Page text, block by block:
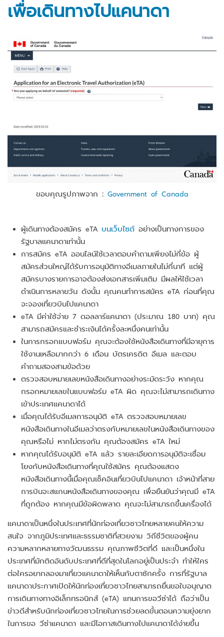
เพื่อเดินทางไปแคนาดา
ขอบคุณรูปภาพจาก : Government of Canada
ผู้เดินทางต้องสมัคร eTA บนเว็บไซต์อย่างเป็นทางการของ
รัฐบาลแคนาดาเท่านั้น
การสมัคร eTA ออนไลน์ใช้เวลาตอบคำถามเพียงไม่กี่ข้อ ผู้
สมัครส่วนใหญ่ได้รับการอนุมัติทางอีเมลภายในไม่กี่นาที แต่ผู้
สมัครบางรายการอาจต้องส่งเอกสารเพิ่มเติม มีผลให้ใช้เวลา
ดำเนินการหลายวัน ดังนั้น คุณคนทำการสมัคร eTA ก่อนที่คุณ
จะจองเที่ยวบินไปแคนาดา
eTA มีค่าใช้จ่าย 7 ดอลลาร์แคนาดา (ประมาณ 180 บาท) คุณ
สามารถสมัครและชำระเงินได้ครั้งละหนึ่งคนเท่านั้น
ในการกรอกแบบฟอร์ม คุณจะต้องใช้หนังสือเดินทางที่มีอายุการ
ใช้งานเหลือมากกว่า 6 เดือน บัตรเครดิต อีเมล และตอบ
คำถามสองสามข้อด้วย
ตรวจสอบหมายเลขหนังสือเดินทางอย่างระมัดระวัง หากคุณ
กรอกหมายเลขในแบบฟอร์ม eTA ผิด คุณจะไม่สามารถเดินทาง
เข้าประเทศแคนาดาได้
เมื่อคุณได้รับอีเมลการอนุมัติ eTA ตรวจสอบหมายเลข
หนังสือเดินทางในอีเมลว่าตรงกับหมายเลขในหนังสือเดินทางของ
คุณหรือไม่ หากไม่ตรงกัน คุณต้องสมัคร eTA ใหม่
หากคุณได้รับอนุมัติ eTA แล้ว รายละเอียดการอนุมัติจะเชื่อม
โยงกับหนังสือเดินทางที่คุณใช้สมัคร คุณต้องแสดง
หนังสือเดินทางนี้เมื่อคุณเช็คอินเที่ยวบินไปแคนาดา เจ้าหน้าที่สาย
การบินจะสแกนหนังสือเดินทางของคุณ เพื่อยืนยันว่าคุณมี eTA
ที่ถูกต้อง หากคุณมีข้อผิดพลาด คุณจะไม่สามารถขึ้นเครื่องได้
แคนาดาเป็นหนึ่งในประเทศที่นักท่องเที่ยวชาวไทยหลายคนให้ความ
สนใจ จากภูมิประเทศและธรรมชาติที่สวยงาม วิถีชีวิตของผู้คน
ความหลากหลายทางวัฒนธรรม คุณภาพชีวิตที่ดี และเป็นหนึ่งใน
ประเทศที่มักติดอันดับประเทศที่ดีที่สุดในโลกอยู่เป็นประจำ ทำให้ใคร
ต่อใครอยากลองมาเที่ยวแคนาดาให้เห็นกับตาซักครั้ง การที่รัฐบาล
แคนาดาประกาศเปิดให้นักท่องเที่ยวชาวไทยสามารถยื่นขอใบอนุญาต
การเดินทางทางอิเล็กทรอนิกส์ (eTA) แทนการขอวีซ่าได้ ถือว่าเป็น
ข่าวดีสำหรับนักท่องเที่ยวชาวไทยในการช่วยลดขั้นตอนความยุ่งยาก
ในการขอ วีซ่าแคนาดา และมีโอกาสเดินทางไปแคนาดาได้ง่ายขึ้น